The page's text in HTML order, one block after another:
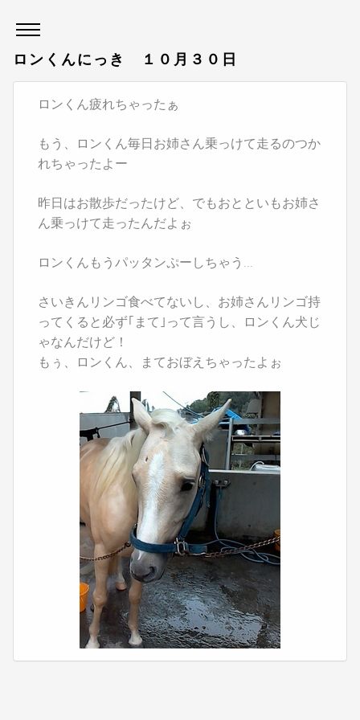
ロンくんにっき １０月３０日
ロンくん疲れちゃったぁ
もう、ロンくん毎日お姉さん乗っけて走るのつか
れちゃったよー
昨日はお散歩だったけど、でもおとといもお姉さ
ん乗っけて走ったんだよぉ
ロンくんもうパッタンぷーしちゃう...
さいきんリンゴ食べてないし、お姉さんリンゴ持
ってくると必ず｢まて｣って言うし、ロンくん犬じ
ゃなんだけど！
もぅ、ロンくん、まておぼえちゃったよぉ